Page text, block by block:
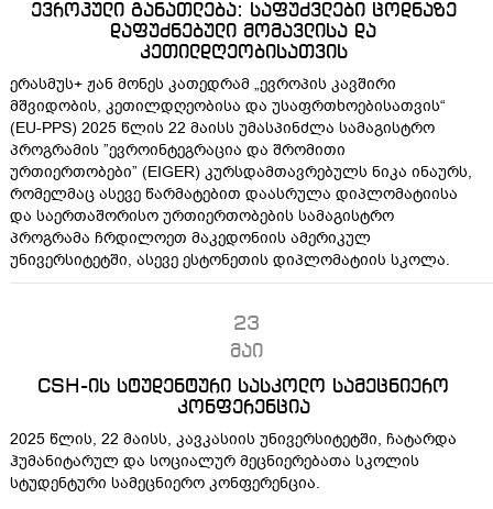
ევროპული განათლება: საფუძვლები ცოდნაზე
დაფუძნებული მომავლისა და
კეთილდღეობისათვის
ერასმუს+ ჟან მონეს კათედრამ „ევროპის კავშირი
მშვიდობის, კეთილდღეობისა და უსაფრთხოებისათვის“
(EU-PPS) 2025 წლის 22 მაისს უმასპინძლა სამაგისტრო
პროგრამის ”ევროინტეგრაცია და შრომითი
ურთიერთობები” (EIGER) კურსდამთავრებულს ნიკა ინაურს,
რომელმაც ასევე წარმატებით დაასრულა დიპლომატიისა
და საერთაშორისო ურთიერთობების სამაგისტრო
პროგრამა ჩრდილოეთ მაკედონიის ამერიკულ
უნივერსიტეტში, ასევე ესტონეთის დიპლომატიის სკოლა.
23
მაი
CSH-ის სტუდენტური სასკოლო სამეცნიერო
კონფერენცია
2025 წლის, 22 მაისს, კავკასიის უნივერსიტეტში, ჩატარდა
ჰუმანიტარულ და სოციალურ მეცნიერებათა სკოლის
სტუდენტური სამეცნიერო კონფერენცია.